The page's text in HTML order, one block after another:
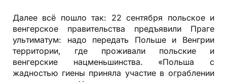
Далее всё пошло так: 22 сентября польское и
венгерское правительства предъявили Праге
ультиматум: надо передать Польше и Венгрии
территории, где проживали польские и
венгерские нацменьшинства. «Польша с
жадностью гиены приняла участие в ограблении